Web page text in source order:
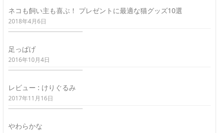
ネコも飼い主も喜ぶ！ プレゼントに最適な猫グッズ10選
2018年4月6日
足っぱげ
2016年10月4日
レビュー : けりぐるみ
2017年11月16日
やわらかな